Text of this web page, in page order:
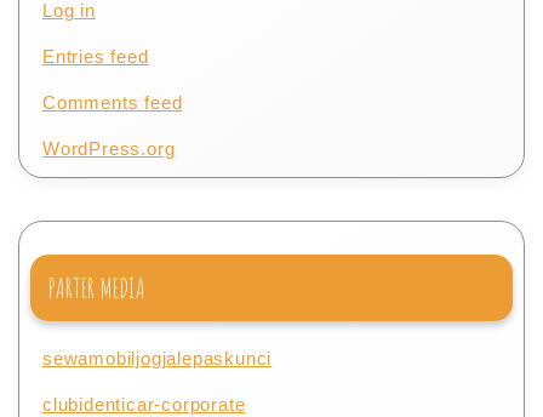
Log in
Entries feed
Comments feed
WordPress.org
PARTER MEDIA
sewamobiljogjalepaskunci
clubidenticar-corporate